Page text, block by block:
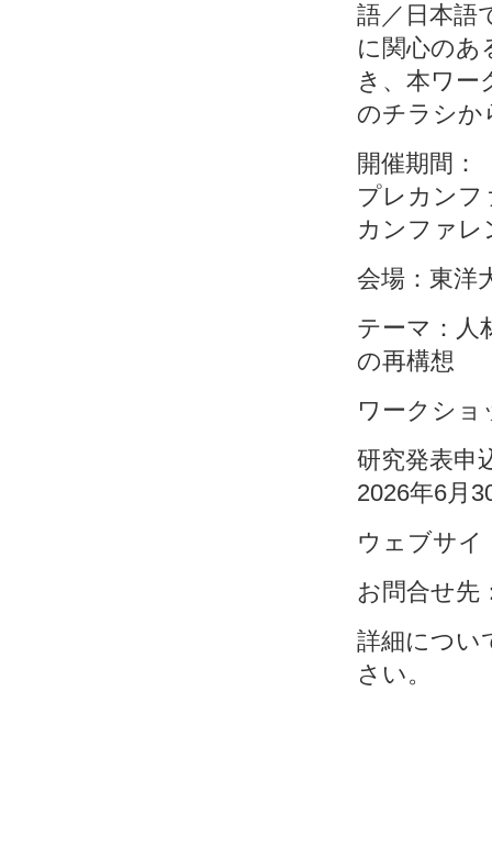
語／日本語
に関心のあ
き、本ワー
のチラシか
開催期間：
プレカンフ
カンファレ
会場：東洋
テーマ：人
の再構想
ワークショ
研究発表申
2026年6月
ウェブサイ
お問合せ先
詳細につい
さい。